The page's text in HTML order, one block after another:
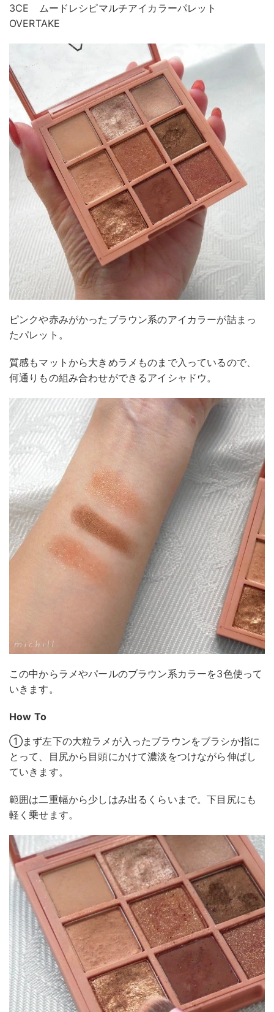
3CE ムードレシピマルチアイカラーパレット
OVERTAKE
ピンクや赤みがかったブラウン系のアイカラーが詰まっ
たパレット。
質感もマットから大きめラメものまで入っているので、
何通りもの組み合わせができるアイシャドウ。
この中からラメやパールのブラウン系カラーを3色使って
いきます。
How To
①まず左下の大粒ラメが入ったブラウンをブラシか指に
とって、目尻から目頭にかけて濃淡をつけながら伸ばし
ていきます。
範囲は二重幅から少しはみ出るくらいまで。下目尻にも
軽く乗せます。